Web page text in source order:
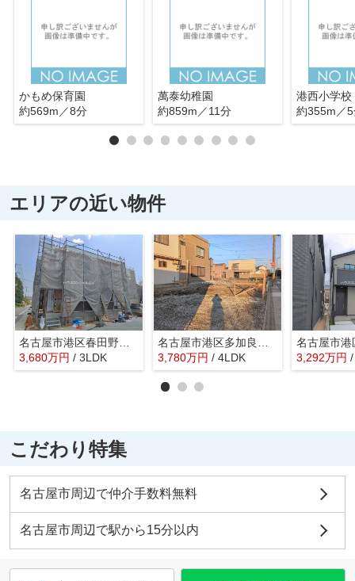
かもめ保育園
約569m／8分
萬泰幼稚園
約859m／11分
港西小学校
約355m／
エリアの近い物件
名古屋市港区春田野２丁目1404-1【仲介手数料無料】新築一戸建て 1号棟
3,680万円 / 3LDK
3,780万円 / 4LDK 3,292万円
こだわり特集
名古屋市周辺で仲介手数料無料
名古屋市周辺で駅から15分以内